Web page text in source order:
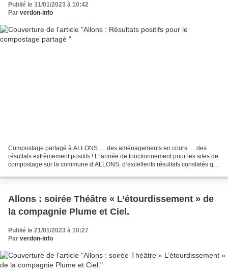
Publié le 31/01/2023 à 10:42
Par verdon-info
Compostage partagé à ALLONS … des aménagements en cours … des
résultats extrêmement positifs ! L' année de fonctionnement pour les sites de
compostage sur la commune d’ALLONS, d’excellents résultats constatés qui
Allons : soirée Théâtre « L’étourdissement » de
la compagnie Plume et Ciel.
Publié le 21/01/2023 à 10:27
Par verdon-info